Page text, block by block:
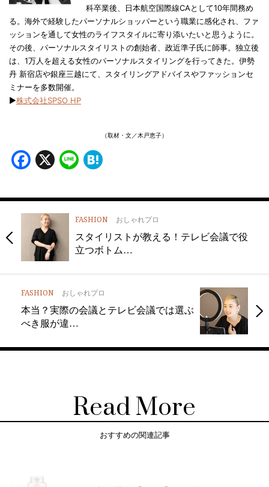
科卒業後、日本航空国際線CAとして10年間務め
る。海外で経験したパーソナルショッパーという職業に感化され、ファ
ッションを通して女性のライフスタイルに寄り添いたいと思うように。
その後、パーソナルスタイリストの創始者、政近準子氏に師事。独立後
は、1万人を超える女性のパーソナルスタイリングを行ってきた。伊勢
丹 新宿店や銀座三越にて、スタイリングアドバイスやファッションセ
ミナーを多数開催。
▶株式会社SPSO HP
（取材・文／木戸恵子）
Facebook
X Line
FASHION おしゃれプロ
スタイリストが教える！テレビ会議で役
立つボトム…
FASHION おしゃれプロ
本当？実際の会議とテレビ会議では選ぶ
べき服が違…
Read More
おすすめの関連記事